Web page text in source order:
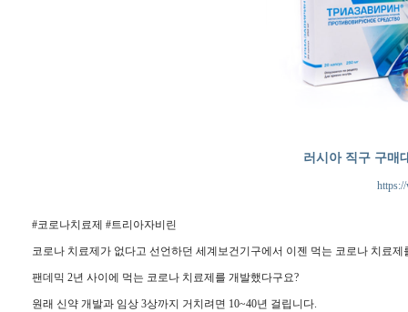
러시아 직구 구매
#코로나치료제 #트리아자비린
코로나 치료제가 없다고 선언하던 세계보건기구에서 이젠 먹는 코로나 치료제
팬데믹 2년 사이에 먹는 코로나 치료제를 개발했다구요?
원래 신약 개발과 임상 3상까지 거치려면 10~40년 걸립니다.